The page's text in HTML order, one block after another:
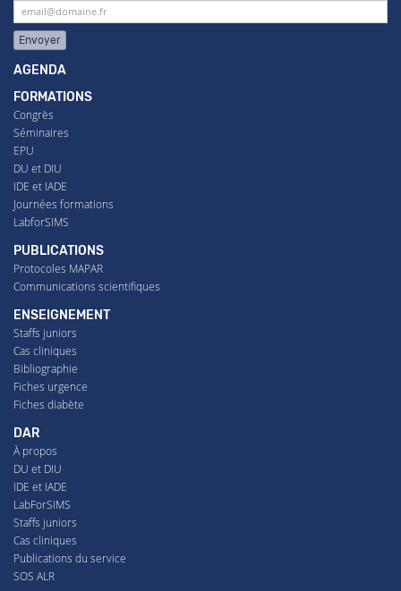
Envoyer
AGENDA
FORMATIONS
Congrès
Séminaires
EPU
DU et DIU
IDE et IADE
Journées formations
LabforSIMS
PUBLICATIONS
Protocoles MAPAR
Communications scientifiques
ENSEIGNEMENT
Staffs juniors
Cas cliniques
Bibliographie
Fiches urgence
Fiches diabète
DAR
À propos
DU et DIU
IDE et IADE
LabForSIMS
Staffs juniors
Cas cliniques
Publications du service
SOS ALR